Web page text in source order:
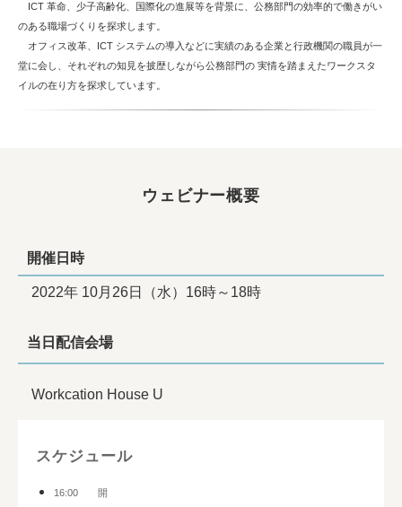
ICT 革命、少子高齢化、国際化の進展等を背景に、公務部門の効率的で働きがい
のある職場づくりを探求します。
オフィス改革、ICT システムの導入などに実績のある企業と行政機関の職員が一
堂に会し、それぞれの知見を披歴しながら公務部門の 実情を踏まえたワークスタ
イルの在り方を探求しています。
ウェビナー概要
開催日時
2022年 10月26日（水）16時～18時
当日配信会場
Workcation House U
スケジュール
16:00 開